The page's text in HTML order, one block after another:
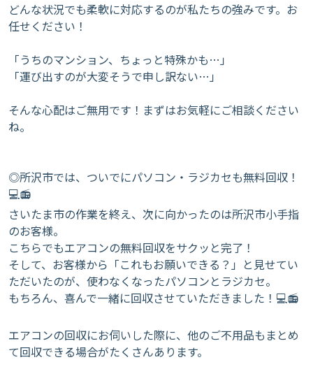
どんな状況でも柔軟に対応するのが私たちの強みです。お
任せください！
​「うちのマンション、ちょっと特殊かも…」
「運び出すのが大変そうで申し訳ない…」
​そんな心配はご無用です！まずはお気軽にご相談ください
ね。
◎​所沢市では、ついでにパソコン・ラジカセも無料回収！
💻📻
​さいたま市の作業を終え、次に向かったのは所沢市小手指
のお客様。
こちらでもエアコンの無料回収をサクッと完了！
​そして、お客様から「これもお願いできる？」と見せてい
ただいたのが、使わなくなったパソコンとラジカセ。
​もちろん、喜んで一緒に回収させていただきました！💻📻
エアコンの回収にお伺いした際に、他のご不用品もまとめ
て回収できる場合がたくさんあります。